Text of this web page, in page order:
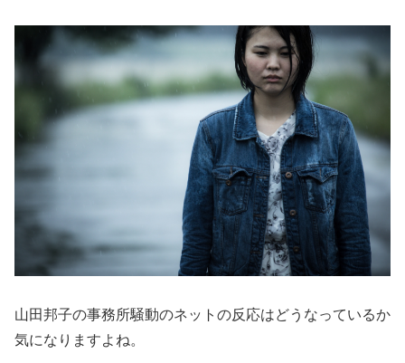
山田邦子の事務所騒動のネットの反応はどうなっているか
気になりますよね。